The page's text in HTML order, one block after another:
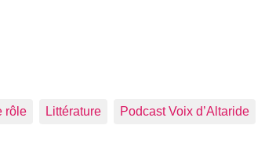
rôle Littérature Podcast Voix d’Altaride